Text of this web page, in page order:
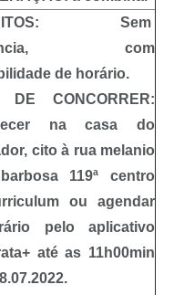
Sem
com
de horário.
DE CONCORRER:
na casa do
cito à rua melanio
119ª centro
ou agendar
pelo aplicativo
até as 11h00min